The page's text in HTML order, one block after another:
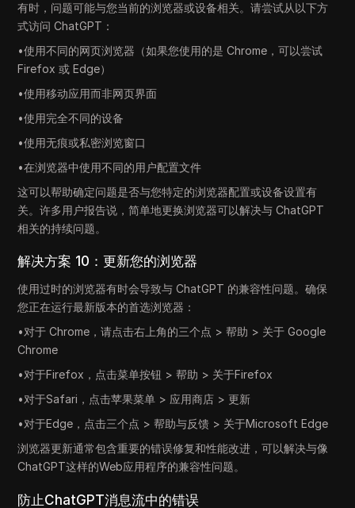
有时，问题可能与您当前的浏览器或设备相关。请尝试从以下方
式访问 ChatGPT：
•使用不同的网页浏览器（如果您使用的是 Chrome，可以尝试
Firefox 或 Edge）
•使用移动应用而非网页界面
•使用完全不同的设备
•使用无痕或私密浏览窗口
•在浏览器中使用不同的用户配置文件
这可以帮助确定问题是否与您特定的浏览器配置或设备设置有
关。许多用户报告说，简单地更换浏览器可以解决与 ChatGPT
相关的持续问题。
解决方案 10：更新您的浏览器
使用过时的浏览器有时会导致与 ChatGPT 的兼容性问题。确保
您正在运行最新版本的首选浏览器：
•对于 Chrome，请点击右上角的三个点 > 帮助 > 关于 Google
Chrome
•对于Firefox，点击菜单按钮 > 帮助 > 关于Firefox
•对于Safari，点击苹果菜单 > 应用商店 > 更新
•对于Edge，点击三个点 > 帮助与反馈 > 关于Microsoft Edge
浏览器更新通常包含重要的错误修复和性能改进，可以解决与像
ChatGPT这样的Web应用程序的兼容性问题。
防止ChatGPT消息流中的错误